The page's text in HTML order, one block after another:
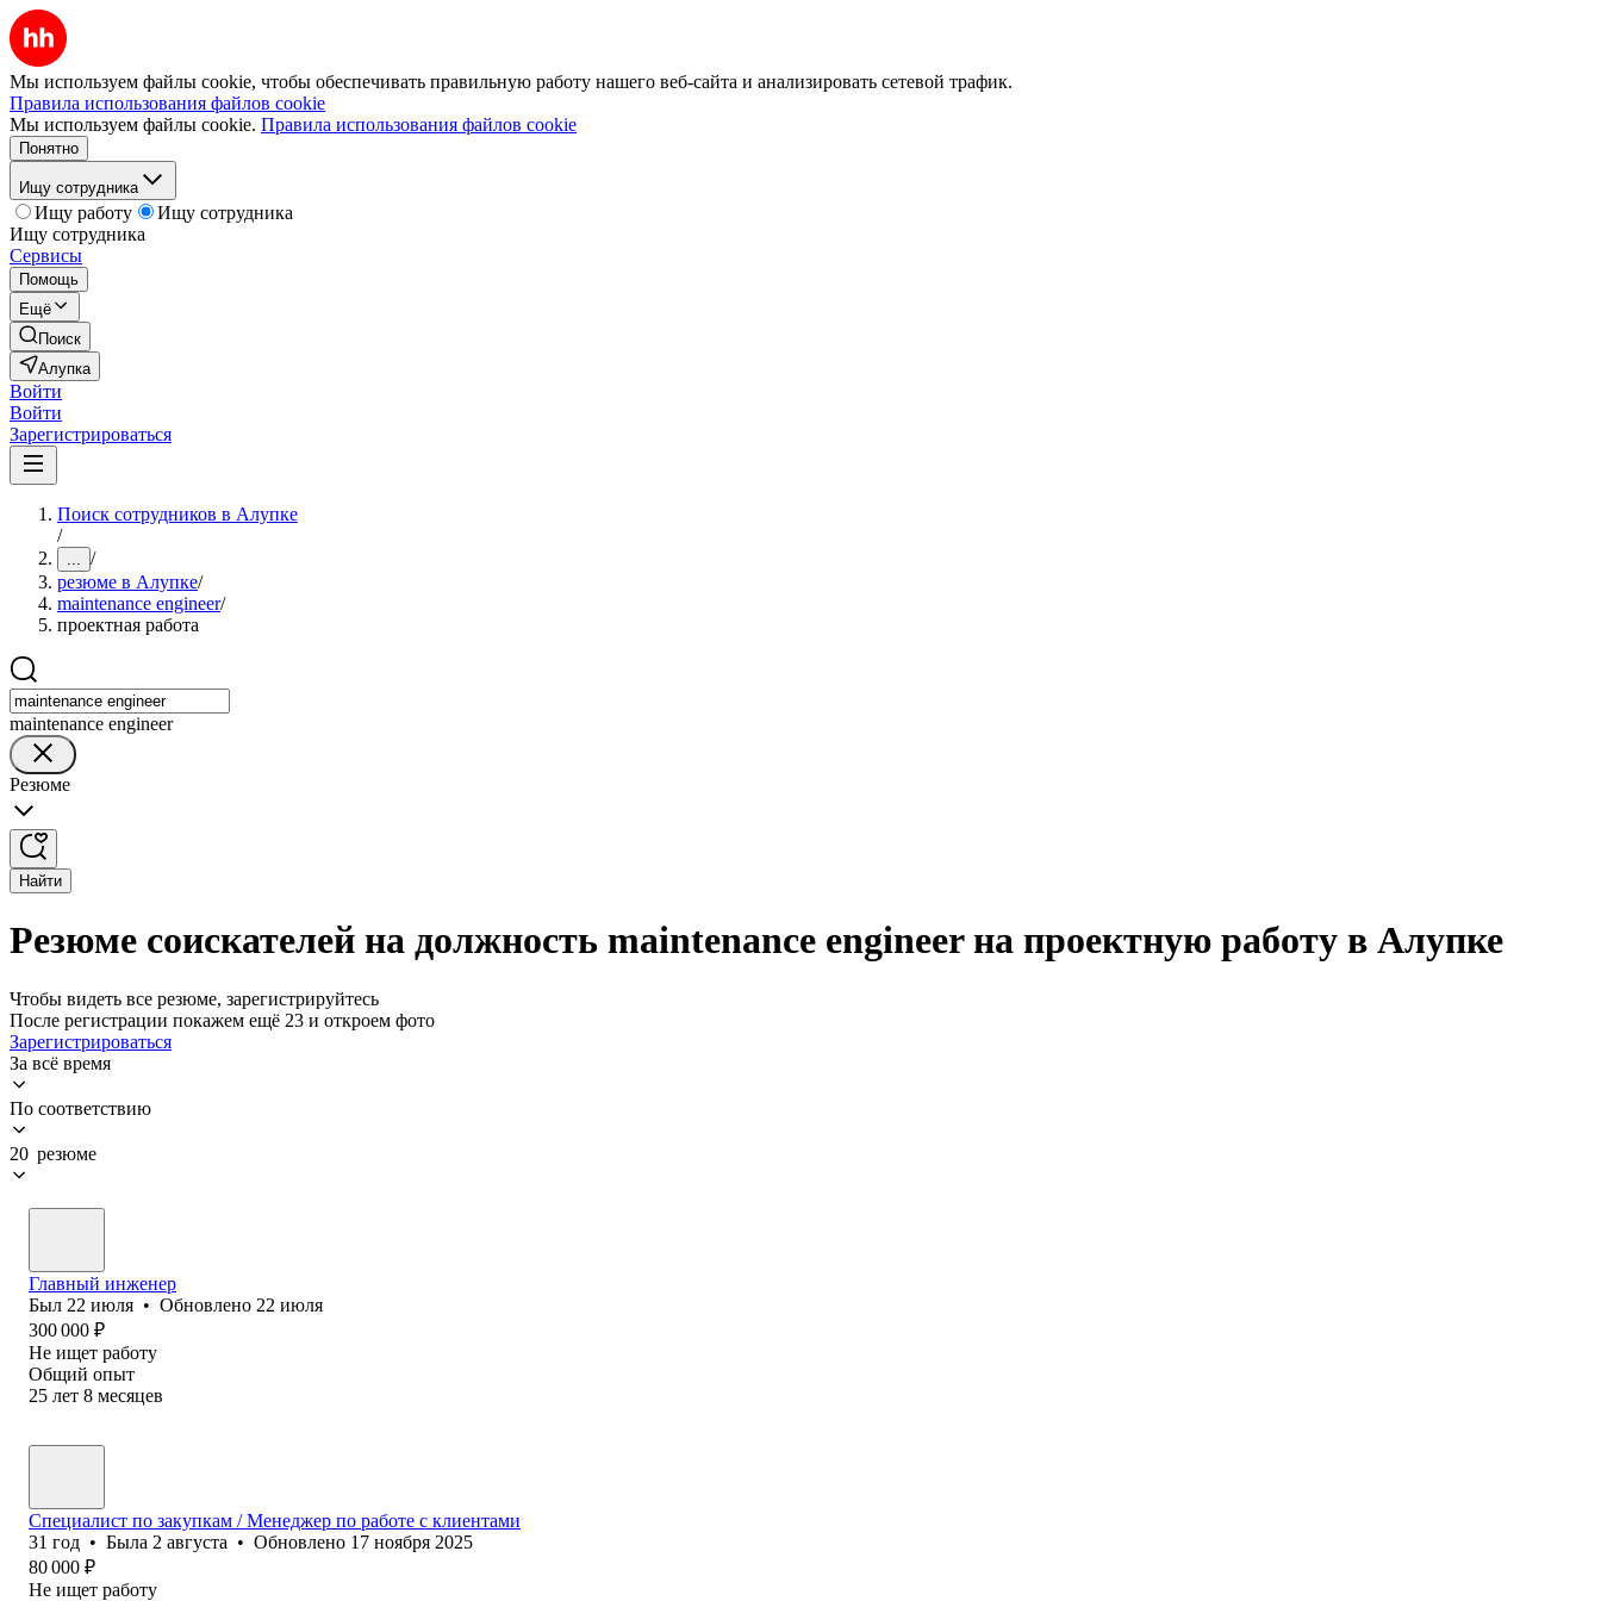
Мы используем файлы cookie, чтобы обеспечивать правильную работу нашего веб-сайта и анализировать сетевой трафик.
Правила использования файлов cookie
Мы используем файлы cookie. Правила использования файлов cookie
Понятно
Ищу сотрудника
Ищу работу
Ищу сотрудника
Ищу сотрудника
Сервисы
Помощь
Ещё
Поиск
Алупка
Войти
Войти
Зарегистрироваться
Поиск сотрудников в Алупке
/
... /
резюме в Алупке/
maintenance engineer/
проектная работа
maintenance engineer
Резюме
Найти
Резюме соискателей на должность maintenance engineer на проектную работу в Алупке
Чтобы видеть все резюме, зарегистрируйтесь
После регистрации покажем ещё 23 и откроем фото
Зарегистрироваться
За всё время
По соответствию
20 резюме
Главный инженер
Был 22 июля • Обновлено 22 июля
300 000 ₽
Не ищет работу
Общий опыт
25 лет 8 месяцев
Специалист по закупкам / Менеджер по работе с клиентами
31 год • Была 2 августа • Обновлено 17 ноября 2025
80 000 ₽
Не ищет работу